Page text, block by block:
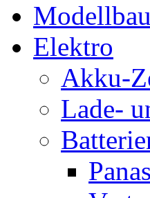
Modellbau
Elektro
Akku-
Lade-